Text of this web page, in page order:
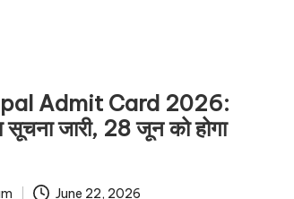
Admit Card 2026:
सूचना जारी, 28 जून को होगा
June 22, 2026